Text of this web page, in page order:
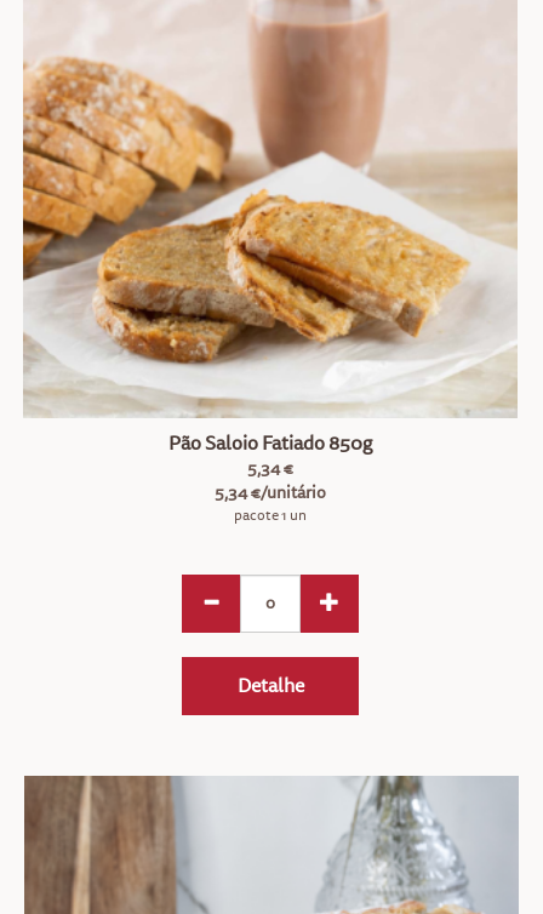
Pão Saloio Fatiado 850g
5,34 €
5,34 €/unitário
pacote 1 un
Detalhe